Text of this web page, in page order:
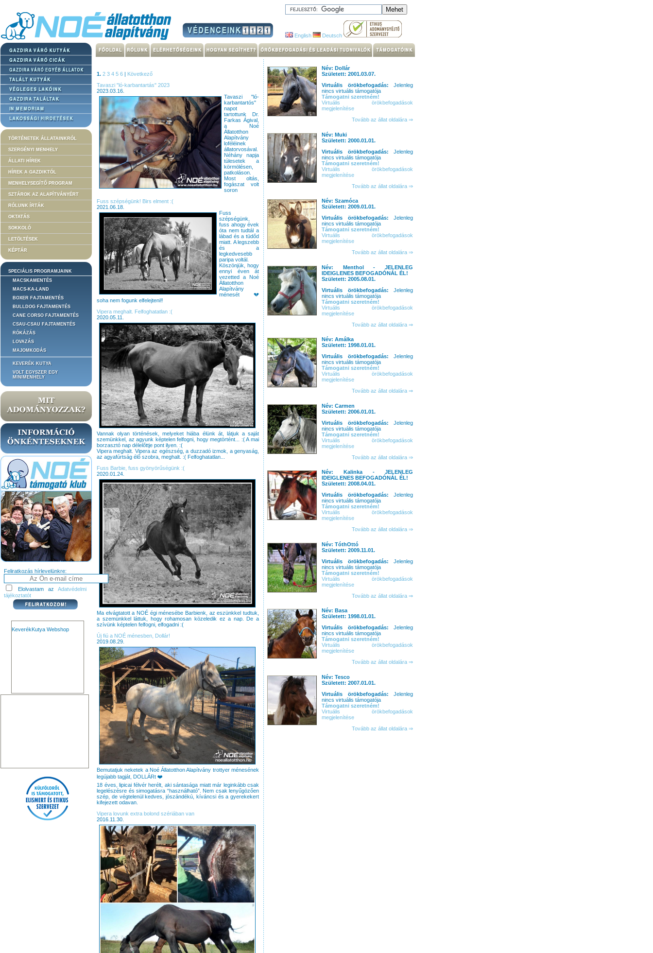
English Deutsch
TÖRTÉNETEK ÁLLATAINKRÓL
SZERGÉNYI MENHELY
ÁLLATI HÍREK
HÍREK A GAZDIKTÓL
MENHELYSEGÍTŐ PROGRAM
SZTÁROK AZ ALAPÍTVÁNYÉRT
RÓLUNK ÍRTÁK
OKTATÁS
SOKKOLÓ
LETÖLTÉSEK
KÉPTÁR
SPECIÁLIS PROGRAMJAINK
MACSKAMENTÉS
MACS-KA-LAND
BOXER FAJTAMENTÉS
BULLDOG FAJTAMENTÉS
CANE CORSO FAJTAMENTÉS
CSAU-CSAU FAJTAMENTÉS
RÓKÁZÁS
LOVAZÁS
MAJOMKODÁS
KEVERÉK KUTYA
VOLT EGYSZER EGY
MINIMENHELY
Feliratkozás hírlevelünkre:
Elolvastam az Adatvédelmi
tájékoztatót
KeverékKutya Webshop
1. 2 3 4 5 6 | Következő
Tavaszi "ló-karbantartás" 2023
2023.03.16.
Tavaszi "ló-
karbantartós"
napot
tartottunk Dr.
Farkas Ágival,
a Noé
Állatotthon
Alapítvány
loféléinek
állatorvosával.
Néhány napja
túlesetek a
körmölésen,
patkoláson.
Most oltás,
fogászat volt
soron
Fuss szépségünk! Birs elment :(
2021.06.18.
Fuss
szépségünk,
fuss ahogy évek
óta nem tudtál a
lábad és a tüdőd
miatt. A legszebb
és a
legkedvesebb
paripa voltál.
Köszönjük, hogy
ennyi éven át
vezetted a Noé
Állatotthon
Alapítvány
ménesét 💔
soha nem fogunk elfelejteni‼️
Vipera meghalt. Felfoghatatlan :(
2020.05.11.
Vannak olyan történések, melyeket hiába élünk át, látjuk a saját
szemünkkel, az agyunk képtelen felfogni, hogy megtörtént... :( A mai
borzasztó nap délelőttje pont ilyen. :(
Vipera meghalt. Vipera az egészség, a duzzadó izmok, a genyaság,
az agyafúrtság élő szobra, meghalt. :( Felfoghatatlan...
Fuss Barbie, fuss gyönyörűségünk :(
2020.01.24.
Ma elvágtatott a NOÉ égi ménesébe Barbienk, az eszünkkel tudtuk,
a szemünkkel láttuk, hogy rohamosan közeledik ez a nap. De a
szívünk képtelen felfogni, elfogadni :(
Új fiú a NOÉ ménesben, Dollár!
2019.08.29.
Bemutatjuk neketek a Noé Állatotthon Alapítvány trottyer ménesének
legújabb tagját, DOLLÁRt ❤️
18 éves, lipicai félvér herélt, aki sántasága miatt már leginkább csak
legelészésre és simogatásra “használható”. Nem csak lenyűgözően
szép, de végtelenül kedves, jószándékú, kíváncsi és a gyerekekert
kifejezett odavan.
Vipera lovunk extra bolond szériában van
2016.11.30.
Név: Dollár
Született: 2001.03.07.
Virtuális örökbefogadás: Jelenleg
nincs virtuális támogatója
Támogatni szeretném!
Virtuális örökbefogadások
megjelenítése
Tovább az állat oldalára ⇒
Név: Muki
Született: 2000.01.01.
Virtuális örökbefogadás: Jelenleg
nincs virtuális támogatója
Támogatni szeretném!
Virtuális örökbefogadások
megjelenítése
Tovább az állat oldalára ⇒
Név: Szamóca
Született: 2009.01.01.
Virtuális örökbefogadás: Jelenleg
nincs virtuális támogatója
Támogatni szeretném!
Virtuális örökbefogadások
megjelenítése
Tovább az állat oldalára ⇒
Név: Menthol - JELENLEG
IDEIGLENES BEFOGADÓNÁL ÉL!
Született: 2005.08.01.
Virtuális örökbefogadás: Jelenleg
nincs virtuális támogatója
Támogatni szeretném!
Virtuális örökbefogadások
megjelenítése
Tovább az állat oldalára ⇒
Név: Amálka
Született: 1998.01.01.
Virtuális örökbefogadás: Jelenleg
nincs virtuális támogatója
Támogatni szeretném!
Virtuális örökbefogadások
megjelenítése
Tovább az állat oldalára ⇒
Név: Carmen
Született: 2006.01.01.
Virtuális örökbefogadás: Jelenleg
nincs virtuális támogatója
Támogatni szeretném!
Virtuális örökbefogadások
megjelenítése
Tovább az állat oldalára ⇒
Név: Kalinka - JELENLEG
IDEIGLENES BEFOGADÓNÁL ÉL!
Született: 2008.04.01.
Virtuális örökbefogadás: Jelenleg
nincs virtuális támogatója
Támogatni szeretném!
Virtuális örökbefogadások
megjelenítése
Tovább az állat oldalára ⇒
Név: TóthOttó
Született: 2009.11.01.
Virtuális örökbefogadás: Jelenleg
nincs virtuális támogatója
Támogatni szeretném!
Virtuális örökbefogadások
megjelenítése
Tovább az állat oldalára ⇒
Név: Basa
Született: 1998.01.01.
Virtuális örökbefogadás: Jelenleg
nincs virtuális támogatója
Támogatni szeretném!
Virtuális örökbefogadások
megjelenítése
Tovább az állat oldalára ⇒
Név: Tesco
Született: 2007.01.01.
Virtuális örökbefogadás: Jelenleg
nincs virtuális támogatója
Támogatni szeretném!
Virtuális örökbefogadások
megjelenítése
Tovább az állat oldalára ⇒